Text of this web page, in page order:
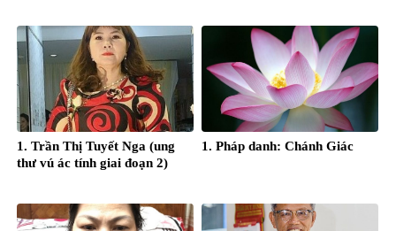
1. Trần Thị Tuyết Nga (ung
thư vú ác tính giai đoạn 2)
1. Pháp danh: Chánh Giác